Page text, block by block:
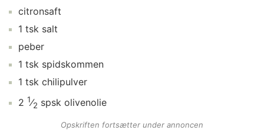
citronsaft
1 tsk salt
peber
1 tsk spidskommen
1 tsk chilipulver
2 1⁄2 spsk olivenolie
Opskriften fortsætter under annoncen